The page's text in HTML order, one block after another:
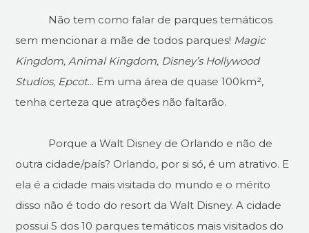
Não tem como falar de parques temáticos
sem mencionar a mãe de todos parques! Magic
Kingdom, Animal Kingdom, Disney’s Hollywood
Studios, Epcot... Em uma área de quase 100km²,
tenha certeza que atrações não faltarão.
Porque a Walt Disney de Orlando e não de
outra cidade/país? Orlando, por si só, é um atrativo. E
ela é a cidade mais visitada do mundo e o mérito
disso não é todo do resort da Walt Disney. A cidade
possui 5 dos 10 parques temáticos mais visitados do